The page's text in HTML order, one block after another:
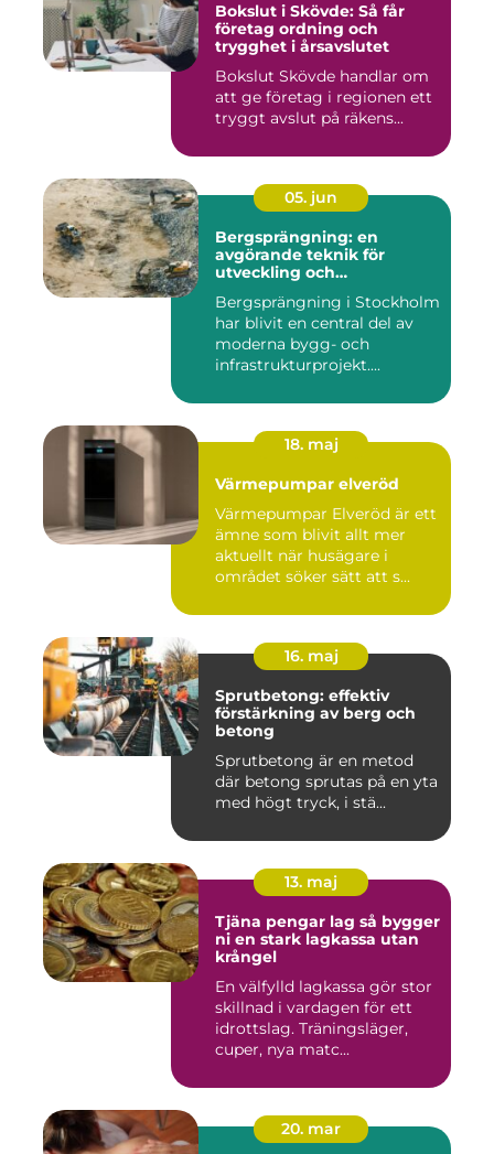
Bokslut i Skövde: Så får
företag ordning och
trygghet i årsavslutet
Bokslut Skövde handlar om
att ge företag i regionen ett
tryggt avslut på räkens...
05. jun
Bergsprängning: en
avgörande teknik för
utveckling och
Bergsprängning i Stockholm
har blivit en central del av
moderna bygg- och
infrastrukturprojekt....
18. maj
Värmepumpar elveröd
Värmepumpar Elveröd är ett
ämne som blivit allt mer
aktuellt när husägare i
området söker sätt att s...
16. maj
Sprutbetong: effektiv
förstärkning av berg och
betong
Sprutbetong är en metod
där betong sprutas på en yta
med högt tryck, i stä...
13. maj
Tjäna pengar lag så bygger
ni en stark lagkassa utan
krångel
En välfylld lagkassa gör stor
skillnad i vardagen för ett
idrottslag. Träningsläger,
cuper, nya matc...
20. mar